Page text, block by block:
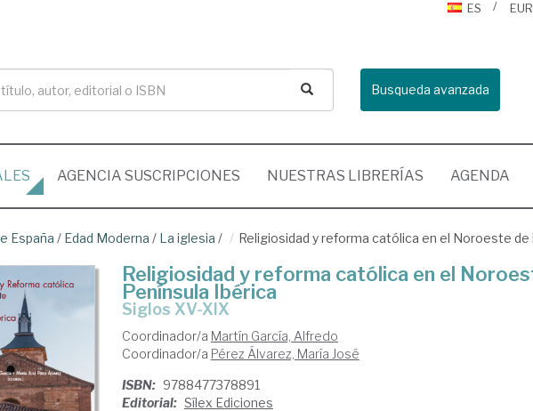
ES
EUR
Busqueda avanzada
AGENCIA SUSCRIPCIONES NUESTRAS LIBRERÍAS AGENDA
España / Edad Moderna / La iglesia / Religiosidad y reforma católica en el Noroeste de
Religiosidad y reforma católica en el
Península Ibérica
siglos XV-XIX
Coordinador/a Martín García, Alfredo
Coordinador/a Pérez Álvarez, María José
ISBN: 9788477378891
Editorial: Sílex Ediciones